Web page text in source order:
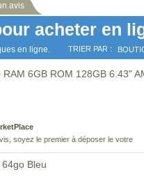
avis
acheter en
en ligne. TRIER PAR :
6GB ROM 128GB 6.43"
soyez le premier à déposer le votre
Bleu